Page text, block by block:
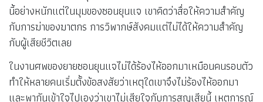
นี้อย่างหนักแต่ในมุมของซอนยุนแจ เขาคิดว่าสื่อให้ความสำคัญ
กับการฆ่าของฆาตกร การวิพากษ์สังคมแต่ไม่ได้ให้ความสำคัญ
กับผู้เสียชีวิตเลย
ในงานศพของยายซอนยุนแจไม่ได้ร้องไห้ออกมาเหมือนคนรอบตัว
ทำให้หลายคนเริ่มตั้งข้อสงสัยว่าเหตุใดเขาจึงไม่ร้องไห้ออกมา
และพากันเข้าใจไปเองว่าเขาไม่เสียใจกับการสูญเสียนี้ เหตุการณ์